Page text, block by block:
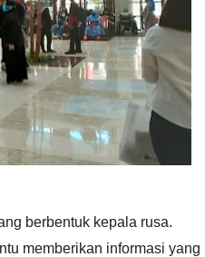
berbentuk kepala rusa.
memberikan informasi yang